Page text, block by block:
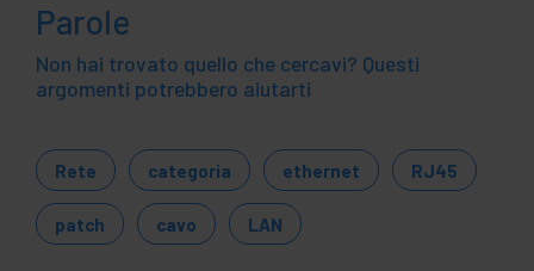
Parole
Non hai trovato quello che cercavi? Questi
argomenti potrebbero aiutarti
Rete categoria ethernet RJ45
patch cavo LAN